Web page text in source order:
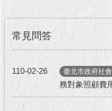
資
政
常見問答
110-02-26 臺北市政府社
務對象照顧費